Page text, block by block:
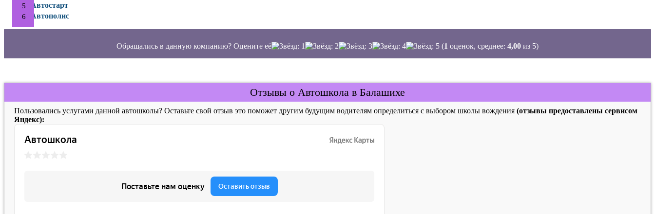
Автостарт
Автополис
Обращались в данную компанию? Оцените её (1 оценок, среднее: 4,00 из 5)
Отзывы о Автошкола в Балашихе
Пользовались услугами данной автошколы? Оставьте свой отзыв это поможет другим будущим водителям определиться с выбором школы вождения (отзывы предоставлены сервисом
Яндекс):